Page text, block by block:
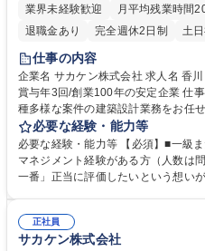
業界未経験歓迎
月平均残業時間
退職金あり
完全週休2日制 土
仕事の内容
企業名 サカケン株式会社 求人名 香川【建築設計/管理者候補】年休120日/
賞与年3回/創業100年の安定企業 仕事の内容 公共施設から注文住宅まで多
種多様な案件の建築設計業務をお任
た設計・積算実務からスタートし、
やマネジメントを担っていただく予定です。 ★「100年の
き方」を両立する成長企業！ ■【業
の歴史が生む多様な案件を通 じ、地
https://www.sakaken-kagawa.co.jp/work/ 募集職種 香川【建築設
者候補】年休120日/賞与年3回/創業
必要な経験・能力等
必要な経験・能力等 【必須】■一級
マネジメント経験がある方（人数は
一番」正当に評価したいという想いがあります。 【働き
活も大切にできる環境を整えていま
元での知名度が抜群に高く、「香川
正社員
サカケン株式会社